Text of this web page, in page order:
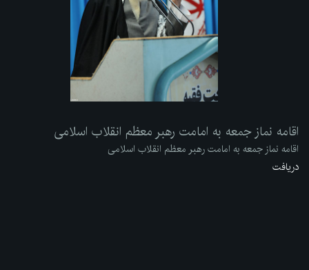
اقامه نماز جمعه به امامت رهبر معظم انقلاب اسلامی
اقامه نماز جمعه به امامت رهبر معظم انقلاب اسلامی
دریافت